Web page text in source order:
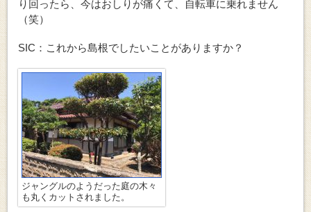
り回ったら、今はおしりが痛くて、自転車に乗れません
（笑）
SIC：これから島根でしたいことがありますか？
ジャングルのようだった庭の木々
も丸くカットされました。